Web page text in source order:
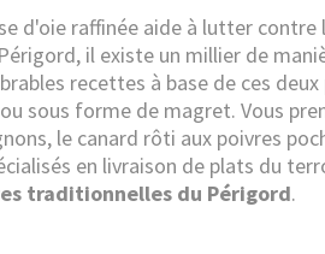
d'oie raffinée aide à lutter
il existe un millier de
recettes à base de ces
sous forme de magret. Vous
le canard rôti aux poivres
en livraison de plats du
traditionnelles du Périgord.